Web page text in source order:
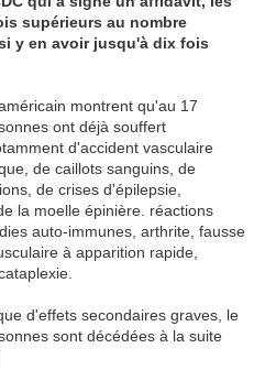
supérieurs au nombre
y en avoir jusqu'à dix fois
montrent qu'au 17
ont déjà souffert
d'accident vasculaire
de caillots sanguins, de
de crises d'épilepsie,
la moelle épinière. réactions
auto-immunes, arthrite, fausse
à apparition rapide,
d'effets secondaires graves, le
sont décédées à la suite